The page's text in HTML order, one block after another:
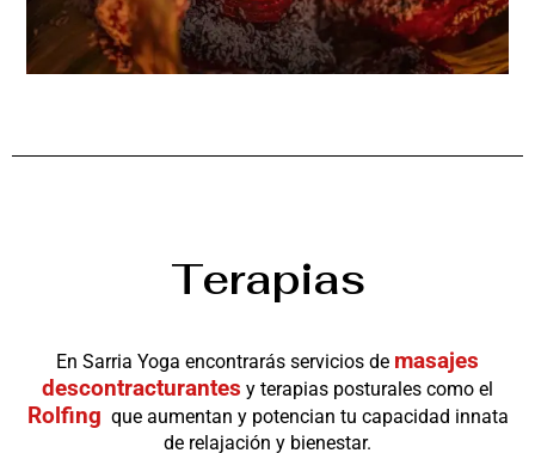
Terapias
En Sarria Yoga encontrarás servicios de masajes
descontracturantes y terapias posturales como el
Rolfing que aumentan y potencian tu capacidad innata
de relajación y bienestar.